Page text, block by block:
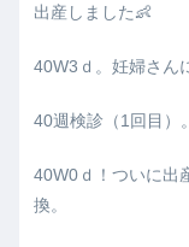
出産しました👶
40W3ｄ。妊婦さん
40週検診（1回目）
40W0ｄ！ついに出
換。